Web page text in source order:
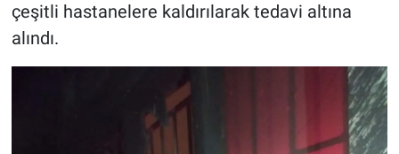
çeşitli hastanelere kaldırılarak tedavi altına
alındı.